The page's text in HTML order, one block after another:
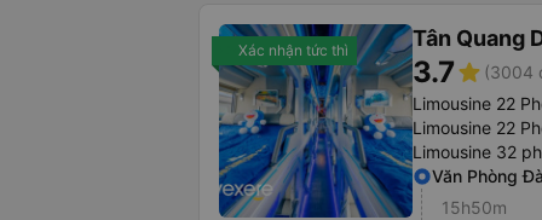
Xác nhận tức thì Tân Quang
3.7star (3004
Limousine 22
Limousine 22
Limousine 32
Văn Phòng
15h50m